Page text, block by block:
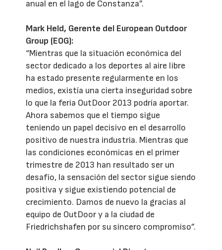
anual en el lago de Constanza”.
Mark Held, Gerente del European Outdoor
Group (EOG):
“Mientras que la situación económica del
sector dedicado a los deportes al aire libre
ha estado presente regularmente en los
medios, existía una cierta inseguridad sobre
lo que la feria OutDoor 2013 podría aportar.
Ahora sabemos que el tiempo sigue
teniendo un papel decisivo en el desarrollo
positivo de nuestra industria. Mientras que
las condiciones económicas en el primer
trimestre de 2013 han resultado ser un
desafío, la sensación del sector sigue siendo
positiva y sigue existiendo potencial de
crecimiento. Damos de nuevo la gracias al
equipo de OutDoor y a la ciudad de
Friedrichshafen por su sincero compromiso”.